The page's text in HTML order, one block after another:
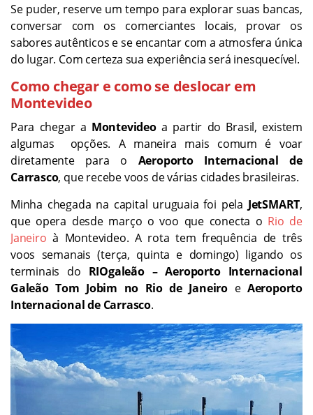
Se puder, reserve um tempo para explorar suas bancas,
conversar com os comerciantes locais, provar os
sabores autênticos e se encantar com a atmosfera única
do lugar. Com certeza sua experiência será inesquecível.
Como chegar e como se deslocar em
Montevideo
Para chegar a Montevideoa partir do Brasil, existem
algumas opções. A maneira mais comum é voar
diretamente para o Aeroporto Internacional de
Carrasco, que recebe voos de várias cidades brasileiras.
Minha chegada na capital uruguaia foi pela JetSMART,
que opera desde março o voo que conecta o Rio de
Janeiro à Montevideo. A rota tem frequência de três
voos semanais (terça, quinta e domingo) ligando os
terminais do RIOgaleão – Aeroporto Internacional
Galeão Tom Jobim no Rio de Janeiro e Aeroporto
Internacional de Carrasco.